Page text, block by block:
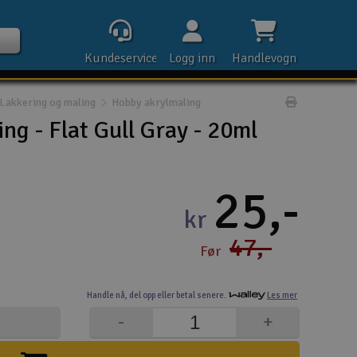
Handlevogn
Logg inn
Kundeservice
Lakkering og maling Hobby akrylmaling
- Flat Gull Gray - 20ml
Handle nå, del opp eller betal senere. Les mer
kr 25,-
Før 47,-
+
-